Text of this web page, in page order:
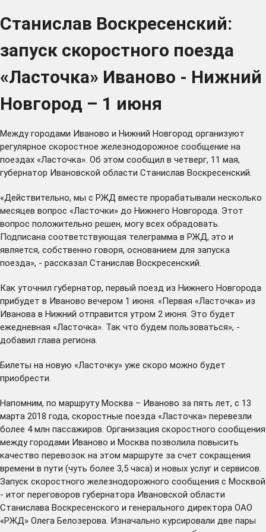
Станислав Воскресенский:
запуск скоростного поезда
«Ласточка» Иваново - Нижний
Новгород – 1 июня
Между городами Иваново и Нижний Новгород организуют
регулярное скоростное железнодорожное сообщение на
поездах «Ласточка». Об этом сообщил в четверг, 11 мая,
губернатор Ивановской области Станислав Воскресенский.
«Действительно, мы с РЖД вместе прорабатывали несколько
месяцев вопрос «Ласточки» до Нижнего Новгорода. Этот
вопрос положительно решен, могу всех обрадовать.
Подписана соответствующая телеграмма в РЖД, это и
является, собственно говоря, основанием для запуска
поезда», - рассказал Станислав Воскресенский.
Как уточнил губернатор, первый поезд из Нижнего Новгорода
прибудет в Иваново вечером 1 июня. «Первая «Ласточка» из
Иванова в Нижний отправится утром 2 июня. Это будет
ежедневная «Ласточка». Так что будем пользоваться», -
добавил глава региона.
Билеты на новую «Ласточку» уже скоро можно будет
приобрести.
Напомним, по маршруту Москва – Иваново за пять лет, с 13
марта 2018 года, скоростные поезда «Ласточка» перевезли
более 4 млн пассажиров. Организация скоростного сообщения
между городами Иваново и Москва позволила повысить
качество перевозок на этом маршруте за счет сокращения
времени в пути (чуть более 3,5 часа) и новых услуг и сервисов.
Запуск скоростного железнодорожного сообщения с Москвой
- итог переговоров губернатора Ивановской области
Станислава Воскресенского и генерального директора ОАО
«РЖД» Олега Белозерова. Изначально курсировали две пары